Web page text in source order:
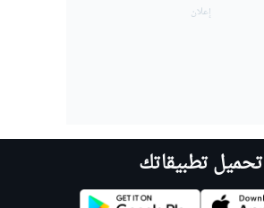
تحميل تطبيقاتك